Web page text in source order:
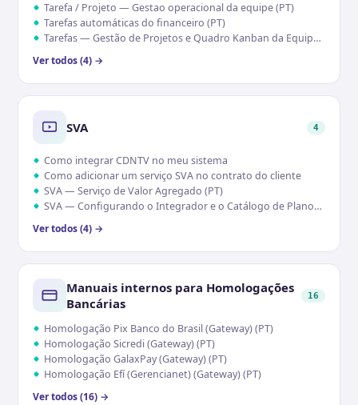
Tarefa / Projeto — Gestao operacional da equipe (PT)
Tarefas automáticas do financeiro (PT)
Tarefas — Gestão de Projetos e Quadro Kanban da Equipe (PT)
Ver todos (4) →
SVA 4
Como integrar CDNTV no meu sistema
Como adicionar um serviço SVA no contrato do cliente
SVA — Serviço de Valor Agregado (PT)
SVA — Configurando o Integrador e o Catálogo de Planos (PT)
Ver todos (4) →
Manuais internos para Homologações
Bancárias
16
Homologação Pix Banco do Brasil (Gateway) (PT)
Homologação Sicredi (Gateway) (PT)
Homologação GalaxPay (Gateway) (PT)
Homologação Efí (Gerencianet) (Gateway) (PT)
Ver todos (16) →